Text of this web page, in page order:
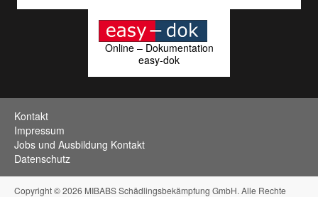
Online – Dokumentation
easy-dok
Kontakt
Impressum
Jobs und Ausbildung Kontakt
Datenschutz
Copyright © 2026 MIBABS Schädlingsbekämpfung GmbH. Alle Rechte